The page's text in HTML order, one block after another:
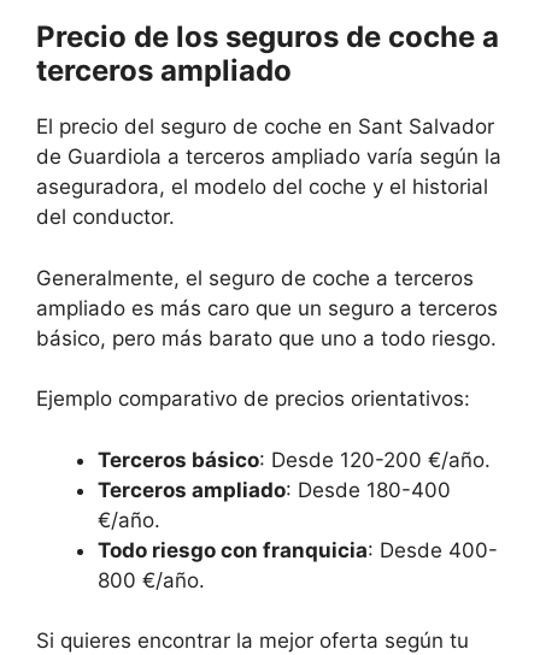
Precio de los seguros de coche a
terceros ampliado
El precio del seguro de coche en Sant Salvador
de Guardiola a terceros ampliado varía según la
aseguradora, el modelo del coche y el historial
del conductor.
Generalmente, el seguro de coche a terceros
ampliado es más caro que un seguro a terceros
básico, pero más barato que uno a todo riesgo.
Ejemplo comparativo de precios orientativos:
Terceros básico: Desde 120-200 €/año.
Terceros ampliado: Desde 180-400
€/año.
Todo riesgo con franquicia: Desde 400-
800 €/año.
Si quieres encontrar la mejor oferta según tu